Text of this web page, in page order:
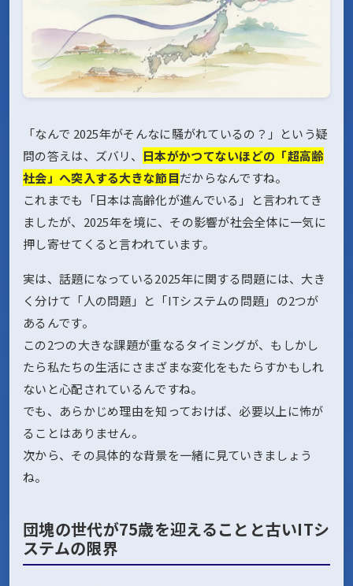
「なんで 2025年がそんなに騒がれているの？」という疑
問の答えは、ズバリ、 日本がかつてないほどの「超高齢
社会」へ突入する大きな節目だからなんですね。
これまでも「日本は高齢化が進んでいる」と言われてき
ましたが、2025年を境に、その影響が社会全体に一気に
押し寄せてくると言われています。
実は、話題になっている2025年に関する問題には、大き
く分けて「人の問題」と「ITシステムの問題」の2つが
あるんです。
この2つの大きな課題が重なるタイミングが、もしかし
たら私たちの生活にさまざまな変化をもたらすかもしれ
ないと心配されているんですね。
でも、あらかじめ理由を知っておけば、必要以上に怖が
ることはありません。
次から、その具体的な背景を一緒に見ていきましょう
ね。
団塊の世代が75歳を迎えることと古いITシ
ステムの限界